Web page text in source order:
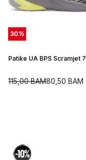
30%
Patike UA BPS Scramjet 7
80,50 BAM
115,00BAM